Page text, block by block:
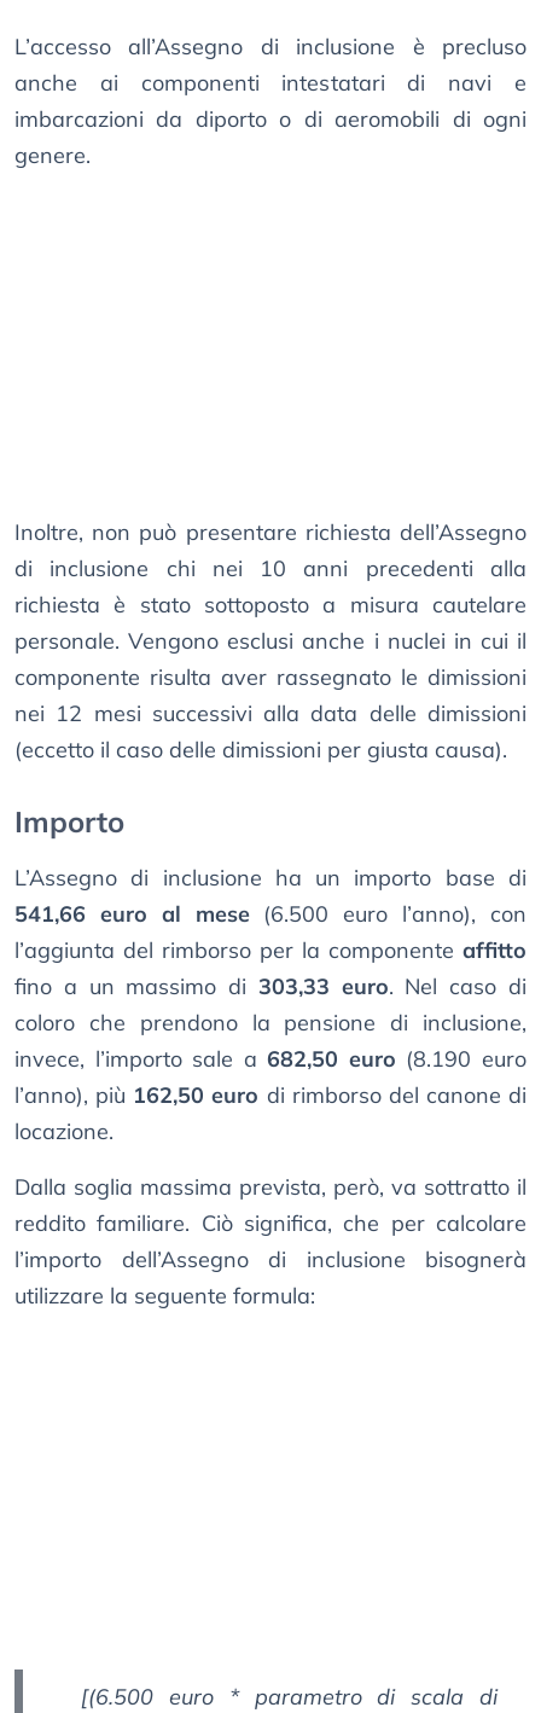
L’accesso all’Assegno di inclusione è precluso
anche ai componenti intestatari di navi e
imbarcazioni da diporto o di aeromobili di ogni
genere.
Inoltre, non può presentare richiesta dell’Assegno
di inclusione chi nei 10 anni precedenti alla
richiesta è stato sottoposto a misura cautelare
personale. Vengono esclusi anche i nuclei in cui il
componente risulta aver rassegnato le dimissioni
nei 12 mesi successivi alla data delle dimissioni
(eccetto il caso delle dimissioni per giusta causa).
Importo
L’Assegno di inclusione ha un importo base di
541,66 euro al mese(6.500 euro l’anno), con
l’aggiunta del rimborso per la componente affitto
fino a un massimo di 303,33 euro. Nel caso di
coloro che prendono la pensione di inclusione,
invece, l’importo sale a682,50 euro (8.190 euro
l’anno), più 162,50 euro di rimborso del canone di
locazione.
Dalla soglia massima prevista, però, va sottratto il
reddito familiare. Ciò significa, che per calcolare
l’importo dell’Assegno di inclusione bisognerà
utilizzare la seguente formula:
[(6.500 euro * parametro di scala di